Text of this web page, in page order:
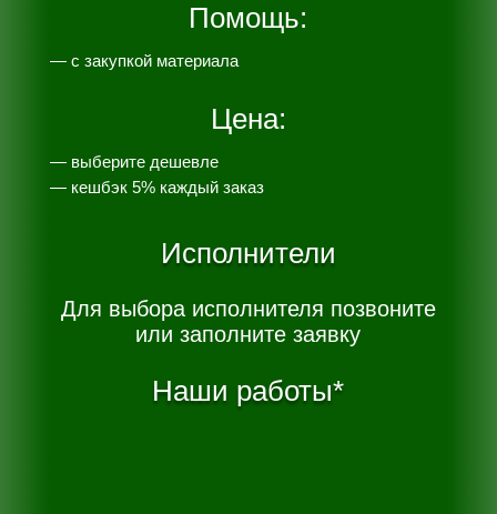
Помощь:
— с закупкой материала
Цена:
— выберите дешевле
— кешбэк 5% каждый заказ
Исполнители
Для выбора исполнителя позвоните
или заполните заявку
Наши работы*